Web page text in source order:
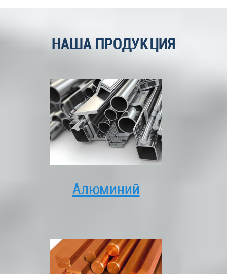
НАША ПРОДУКЦИЯ
Алюминий